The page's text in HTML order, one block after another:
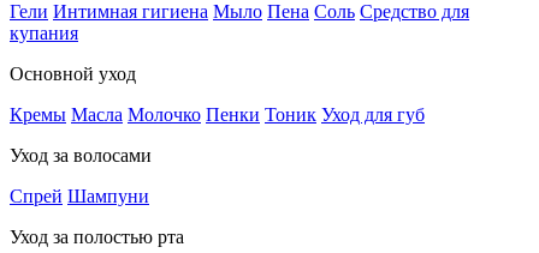
Гели Интимная гигиена Мыло Пена Соль Средство для
купания
Основной уход
Кремы Масла Молочко Пенки Тоник Уход для губ
Уход за волосами
Спрей Шампуни
Уход за полостью рта